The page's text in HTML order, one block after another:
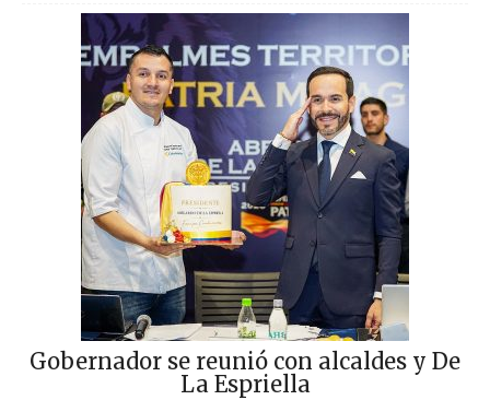
Gobernador se reunió con alcaldes y De
La Espriella